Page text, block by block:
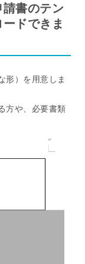
書のテン
ドできま
形）を用意しま
方や、必要書類